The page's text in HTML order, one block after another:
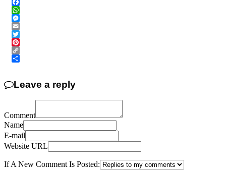
Facebook
WhatsApp
Messenger
Email
Twitter
Pinterest
Copy
Leave a reply
Comment
Name
E-mail
Website URL
If A New Comment Is Posted: